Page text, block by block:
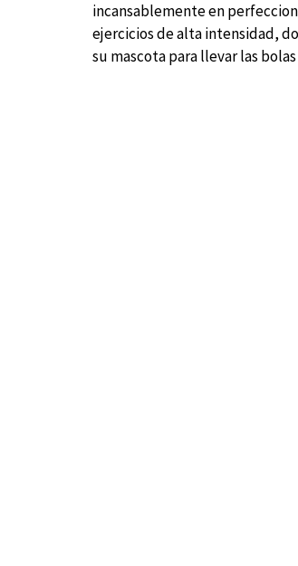
incansablemente en
ejercicios de alta intensidad,
su mascota para llevar las